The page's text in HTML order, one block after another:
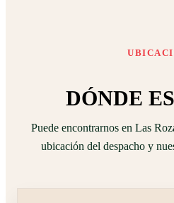
DÓNDE
Puede encontrarnos en Las
ubicación del despacho y